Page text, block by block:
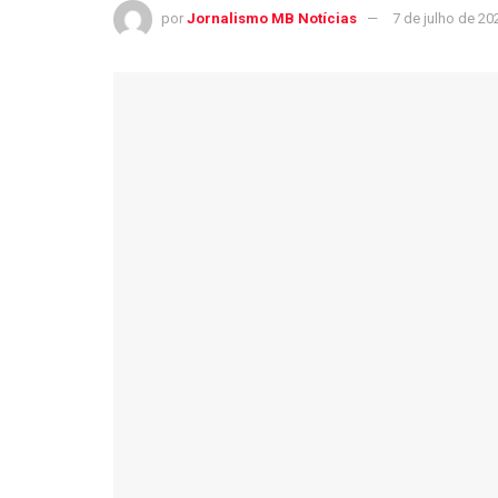
por Jornalismo MB Notícias 7 de julho de